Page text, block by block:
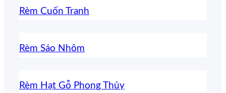
Rèm Cuốn Tranh
Rèm Sáo Nhôm
Rèm Hạt Gỗ Phong Thủy